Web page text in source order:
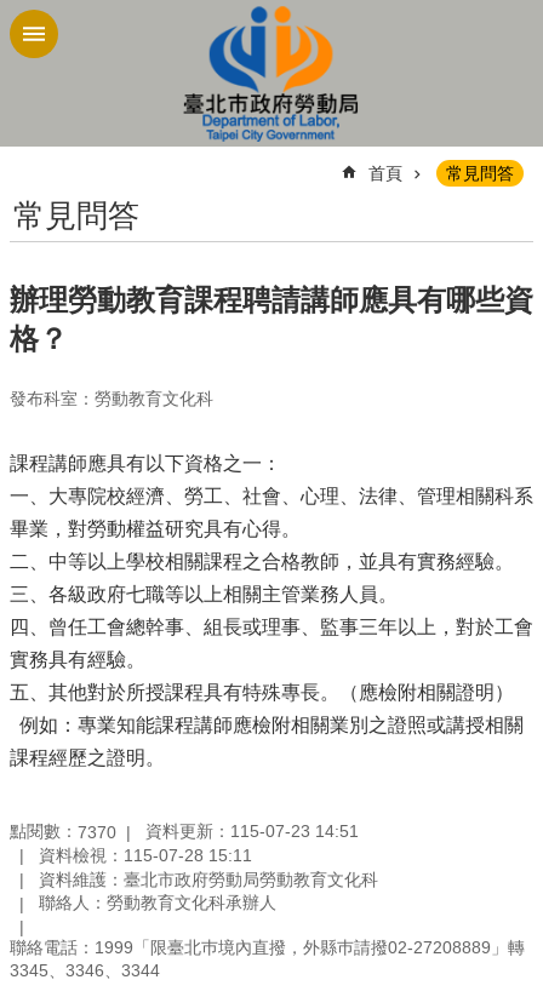
跳到主要內容區塊
首頁 常見問答
常見問答
辦理勞動教育課程聘請講師應具有哪些資
格？
發布科室：勞動教育文化科
課程講師應具有以下資格之一：
一、大專院校經濟、勞工、社會、心理、法律、管理相關科系
畢業，對勞動權益研究具有心得。
二、中等以上學校相關課程之合格教師，並具有實務經驗。
三、各級政府七職等以上相關主管業務人員。
四、曾任工會總幹事、組長或理事、監事三年以上，對於工會
實務具有經驗。
五、其他對於所授課程具有特殊專長。（應檢附相關證明）
例如：專業知能課程講師應檢附相關業別之證照或講授相關
課程經歷之證明。
點閱數： 7370
資料更新：115-07-23 14:51
資料檢視：115-07-28 15:11
資料維護：臺北市政府勞動局勞動教育文化科
聯絡人：勞動教育文化科承辦人
聯絡電話：1999「限臺北巿境內直撥，外縣巿請撥02-27208889」轉
3345、3346、3344